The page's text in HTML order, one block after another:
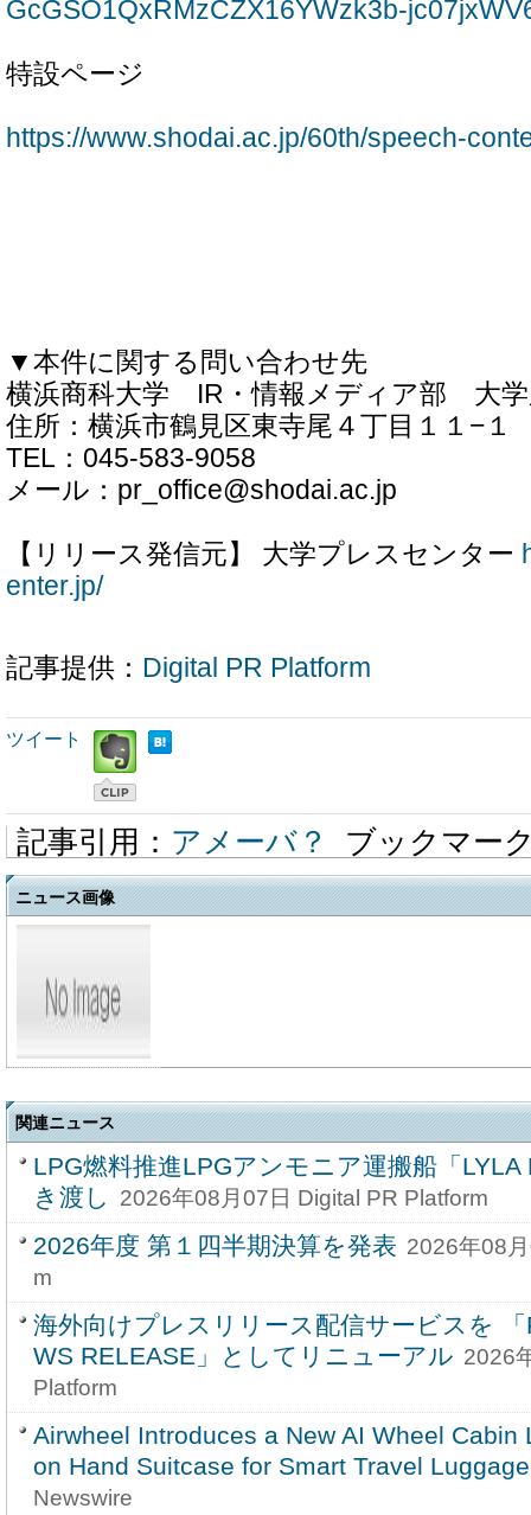
GcGSO1QxRMzCZX16YWzk3b-
特設ページ
https://www.shodai.ac.jp/60th/speech-
▼本件に関する問い合わせ先
横浜商科大学 IR・情報メディア部 大学
住所：横浜市鶴見区東寺尾４丁目１１−１
TEL：045-583-9058
メール：pr_office@shodai.ac.jp
【リリース発信元】 大学プレスセンター
enter.jp/
記事提供： Digital PR Platform
ツイート
記事引用： アメーバ？ ブックマー
ニュース画像
関連ニュース
LPG燃料推進LPGアンモニア運搬船「LYLA
き渡し
2026年08月07日 Digital PR Platform
2026年度 第１四半期決算を発表 2026年08
m
海外向けプレスリリース配信サービスを
WS RELEASE」としてリニューアル 2026
Platform
Airwheel Introduces a New AI Wheel Cabin
on Hand Suitcase for Smart Travel Luggage
Newswire